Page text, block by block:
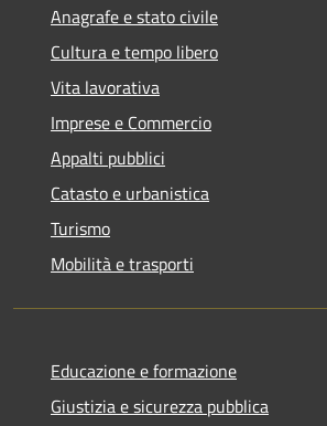
Anagrafe e stato civile
Cultura e tempo libero
Vita lavorativa
Imprese e Commercio
Appalti pubblici
Catasto e urbanistica
Turismo
Mobilità e trasporti
Educazione e formazione
Giustizia e sicurezza pubblica